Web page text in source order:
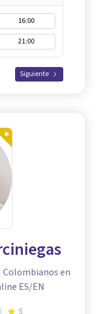
16:00
21:00
Siguiente
en
ES/EN
5